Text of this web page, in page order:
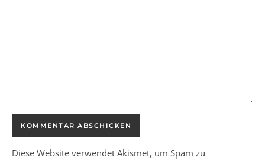
Diese Website verwendet Akismet, um Spam zu